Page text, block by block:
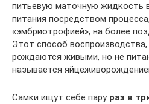
питьевую маточную жидкость
питания посредством
«эмбриотрофией», на более
Этот способ
рождаются живыми, но не
называется
Самки ищут себе пару раз в